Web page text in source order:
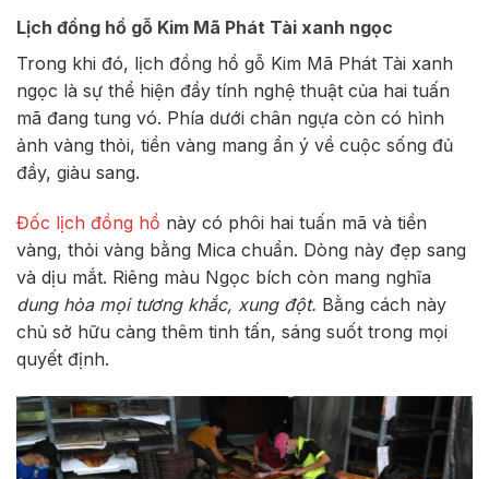
Lịch đồng hồ gỗ Kim Mã Phát Tài xanh ngọc
Trong khi đó, lịch đồng hồ gỗ Kim Mã Phát Tài xanh
ngọc là sự thể hiện đầy tính nghệ thuật của hai tuấn
mã đang tung vó. Phía dưới chân ngựa còn có hình
ảnh vàng thỏi, tiền vàng mang ẩn ý về cuộc sống đủ
đầy, giàu sang.
Đốc lịch đồng hồ này có phôi hai tuấn mã và tiền
vàng, thỏi vàng bằng Mica chuẩn. Dòng này đẹp sang
và dịu mắt. Riêng màu Ngọc bích còn mang nghĩa
dung hòa mọi tương khắc, xung đột. Bằng cách này
chủ sở hữu càng thêm tinh tấn, sáng suốt trong mọi
quyết định.